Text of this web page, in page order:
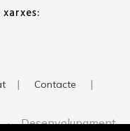
| Contacte |
Desenvolupament